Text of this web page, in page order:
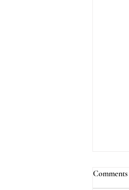
Comments